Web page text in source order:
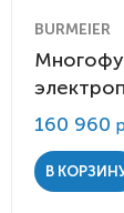
BURMEIER
160 960
В